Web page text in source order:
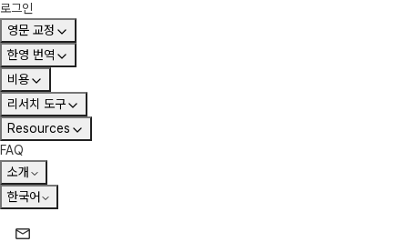
로그인
영문 교정
한영 번역
비용
리서치 도구
Resources
FAQ
소개
한국어